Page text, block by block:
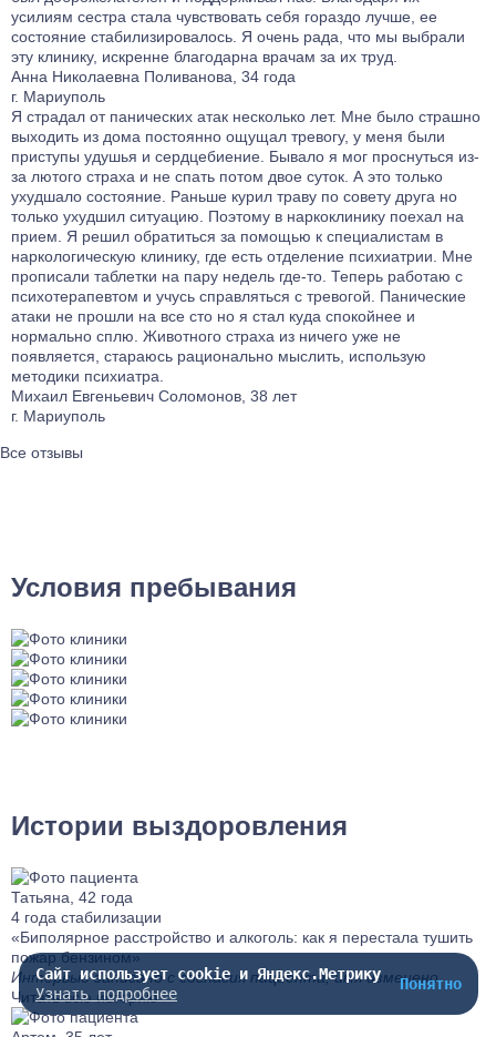
усилиям сестра стала чувствовать себя гораздо лучше, ее
состояние стабилизировалось. Я очень рада, что мы выбрали
эту клинику, искренне благодарна врачам за их труд.
Анна Николаевна Поливанова, 34 года
г. Мариуполь
Я страдал от панических атак несколько лет. Мне было страшно
выходить из дома постоянно ощущал тревогу, у меня были
приступы удушья и сердцебиение. Бывало я мог проснуться из-
за лютого страха и не спать потом двое суток. А это только
ухудшало состояние. Раньше курил траву по совету друга но
только ухудшил ситуацию. Поэтому в наркоклинику поехал на
прием. Я решил обратиться за помощью к специалистам в
наркологическую клинику, где есть отделение психиатрии. Мне
прописали таблетки на пару недель где-то. Теперь работаю с
психотерапевтом и учусь справляться с тревогой. Панические
атаки не прошли на все сто но я стал куда спокойнее и
нормально сплю. Животного страха из ничего уже не
появляется, стараюсь рационально мыслить, использую
методики психиатра.
Михаил Евгеньевич Соломонов, 38 лет
г. Мариуполь
Все отзывы
Условия пребывания
Истории выздоровления
Татьяна, 42 года
4 года стабилизации
«Биполярное расстройство и алкоголь: как я перестала тушить
пожар бензином»
Интервью записано с согласия пациента, имя изменено.
Читать всю историю
Сайт использует cookie и Яндекс.Метрику
Узнать подробнее
Понятно